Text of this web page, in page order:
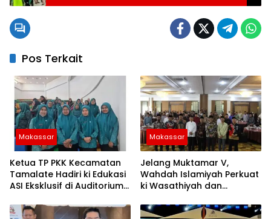
Pos Terkait
Makassar
Ketua TP PKK Kecamatan
Tamalate Hadiri ki Edukasi
ASI Eksklusif di Auditorium
Makassar
Jelang Muktamar V,
Wahdah Islamiyah Perkuat
ki Wasathiyah dan